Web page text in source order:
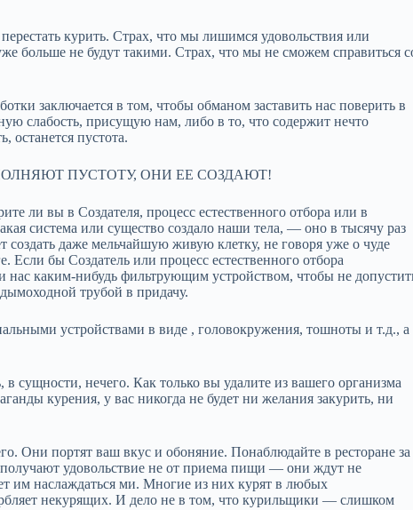
курить. Страх, что мы лишимся удовольствия или
больше не будут такими. Страх, что мы не сможем справиться
заключается в том, чтобы обманом заставить нас поверить в
слабость, присущую нам, либо в то, что содержит нечто
останется пустота.
ПУСТОТУ, ОНИ ЕЕ СОЗДАЮТ!
ли вы в Создателя, процесс естественного отбора или в
система или существо создало наши тела, — оно в тысячу раз
даже мельчайшую живую клетку, не говоря уже о чуде
Если бы Создатель или процесс естественного отбора
каким‑нибудь фильтрующим устройством, чтобы не
трубой в придачу.
устройствами в виде , головокружения, тошноты и т.д., а
сущности, нечего. Как только вы удалите из вашего организма
курения, у вас никогда не будет ни желания закурить, ни
Они портят ваш вкус и обоняние. Понаблюдайте в ресторане за
удовольствие не от приема пищи — они ждут не
им наслаждаться ми. Многие из них курят в любых
некурящих. И дело не в том, что курильщики — слишком